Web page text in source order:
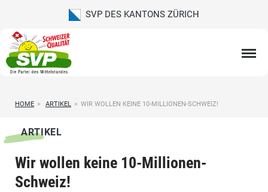
SVP DES KANTONS ZÜRICH
HOME > ARTIKEL > WIR WOLLEN KEINE 10-MILLIONEN-SCHWEIZ!
ARTIKEL
Wir wollen keine 10-Millionen-
Schweiz!